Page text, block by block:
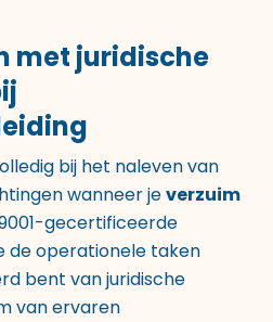
met juridische
bij het naleven van
wanneer jeverzuim
9001-gecertificeerde
de operationele taken
bent van juridische
van ervaren